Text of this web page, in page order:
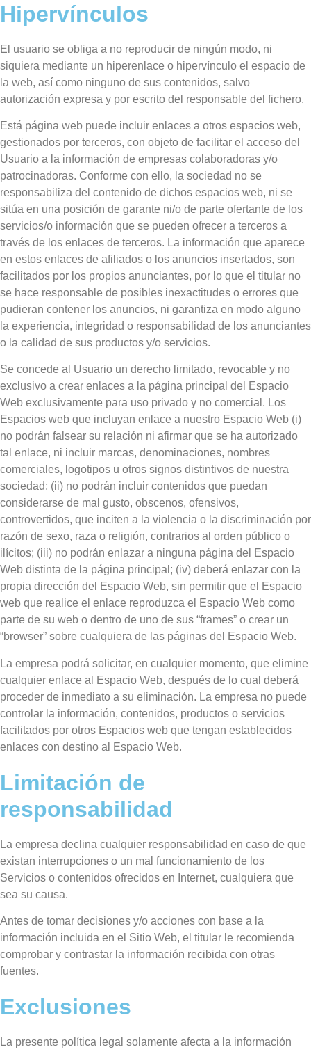
Hipervínculos
El usuario se obliga a no reproducir de ningún modo, ni
siquiera mediante un hiperenlace o hipervínculo el espacio de
la web, así como ninguno de sus contenidos, salvo
autorización expresa y por escrito del responsable del fichero.
Está página web puede incluir enlaces a otros espacios web,
gestionados por terceros, con objeto de facilitar el acceso del
Usuario a la información de empresas colaboradoras y/o
patrocinadoras. Conforme con ello, la sociedad no se
responsabiliza del contenido de dichos espacios web, ni se
sitúa en una posición de garante ni/o de parte ofertante de los
servicios/o información que se pueden ofrecer a terceros a
través de los enlaces de terceros. La información que aparece
en estos enlaces de afiliados o los anuncios insertados, son
facilitados por los propios anunciantes, por lo que el titular no
se hace responsable de posibles inexactitudes o errores que
pudieran contener los anuncios, ni garantiza en modo alguno
la experiencia, integridad o responsabilidad de los anunciantes
o la calidad de sus productos y/o servicios.
Se concede al Usuario un derecho limitado, revocable y no
exclusivo a crear enlaces a la página principal del Espacio
Web exclusivamente para uso privado y no comercial. Los
Espacios web que incluyan enlace a nuestro Espacio Web (i)
no podrán falsear su relación ni afirmar que se ha autorizado
tal enlace, ni incluir marcas, denominaciones, nombres
comerciales, logotipos u otros signos distintivos de nuestra
sociedad; (ii) no podrán incluir contenidos que puedan
considerarse de mal gusto, obscenos, ofensivos,
controvertidos, que inciten a la violencia o la discriminación por
razón de sexo, raza o religión, contrarios al orden público o
ilícitos; (iii) no podrán enlazar a ninguna página del Espacio
Web distinta de la página principal; (iv) deberá enlazar con la
propia dirección del Espacio Web, sin permitir que el Espacio
web que realice el enlace reproduzca el Espacio Web como
parte de su web o dentro de uno de sus “frames” o crear un
“browser” sobre cualquiera de las páginas del Espacio Web.
La empresa podrá solicitar, en cualquier momento, que elimine
cualquier enlace al Espacio Web, después de lo cual deberá
proceder de inmediato a su eliminación. La empresa no puede
controlar la información, contenidos, productos o servicios
facilitados por otros Espacios web que tengan establecidos
enlaces con destino al Espacio Web.
Limitación de
responsabilidad
La empresa declina cualquier responsabilidad en caso de que
existan interrupciones o un mal funcionamiento de los
Servicios o contenidos ofrecidos en Internet, cualquiera que
sea su causa.
Antes de tomar decisiones y/o acciones con base a la
información incluida en el Sitio Web, el titular le recomienda
comprobar y contrastar la información recibida con otras
fuentes.
Exclusiones
La presente política legal solamente afecta a la información